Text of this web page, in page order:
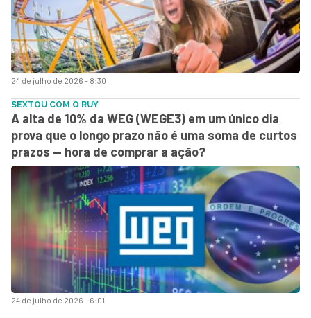
24 de julho de 2026 - 8:30
24 de julho de 2026 - 6:01
SEXTOU COM O RUY
A alta de 10% da WEG (WEGE3) em um único dia
prova que o longo prazo não é uma soma de curtos
prazos — hora de comprar a ação?